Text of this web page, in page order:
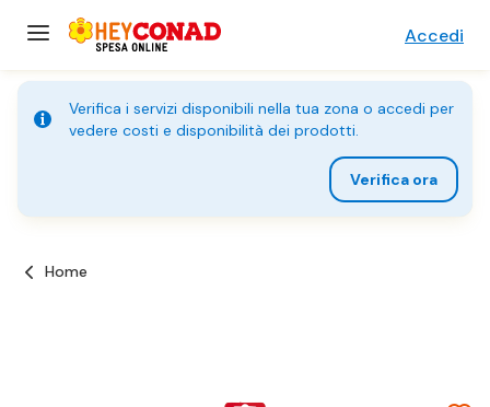
Accedi
Verifica i servizi disponibili nella tua zona o accedi per
vedere costi e disponibilità dei prodotti.
Verifica ora
Home